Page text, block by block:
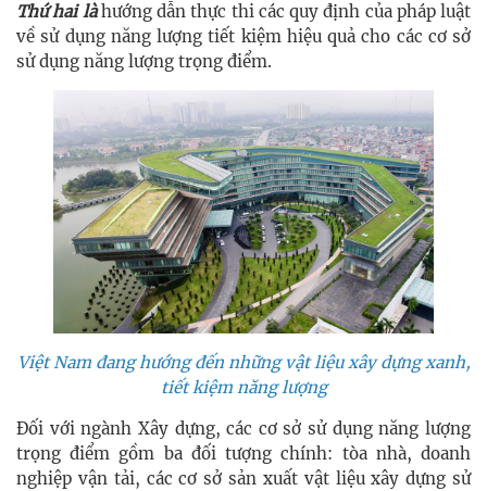
Thứ hai làhướng dẫn thực thi các quy định của pháp luật
về sử dụng năng lượng tiết kiệm hiệu quả cho các cơ sở
sử dụng năng lượng trọng điểm.
Việt Nam đang hướng đến những vật liệu xây dựng xanh,
tiết kiệm năng lượng
Đối với ngành Xây dựng, các cơ sở sử dụng năng lượng
trọng điểm gồm ba đối tượng chính: tòa nhà, doanh
nghiệp vận tải, các cơ sở sản xuất vật liệu xây dựng sử